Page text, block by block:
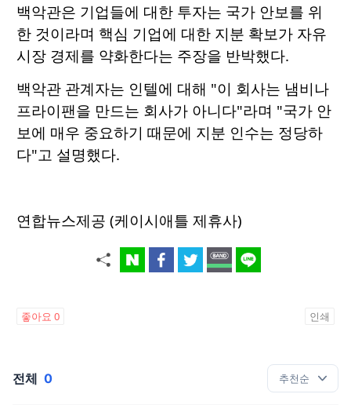
백악관은 기업들에 대한 투자는 국가 안보를 위
한 것이라며 핵심 기업에 대한 지분 확보가 자유
시장 경제를 약화한다는 주장을 반박했다.
백악관 관계자는 인텔에 대해 "이 회사는 냄비나
프라이팬을 만드는 회사가 아니다"라며 "국가 안
보에 매우 중요하기 때문에 지분 인수는 정당하
다"고 설명했다.
연합뉴스제공 (케이시애틀 제휴사)
좋아요 0 인쇄
전체 0